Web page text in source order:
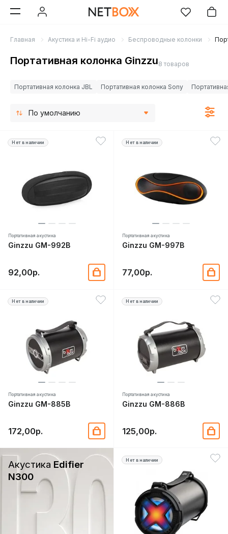
Главная Акустика и Hi-Fi аудио Беспроводные колонки
Портативная колонка Ginzzu8 товаров
Портативная колонка JBL Портативная колонка Sony
По умолчанию
Нет в наличии
Портативная акустика
Ginzzu GM-992B
92,00р.
Нет в наличии
Портативная акустика
Ginzzu GM-997B
77,00р.
Нет в наличии
Портативная акустика
Ginzzu GM-885B
172,00р.
Нет в наличии
Портативная акустика
Ginzzu GM-886B
125,00р.
Акустика Edifier
N300
Нет в наличии